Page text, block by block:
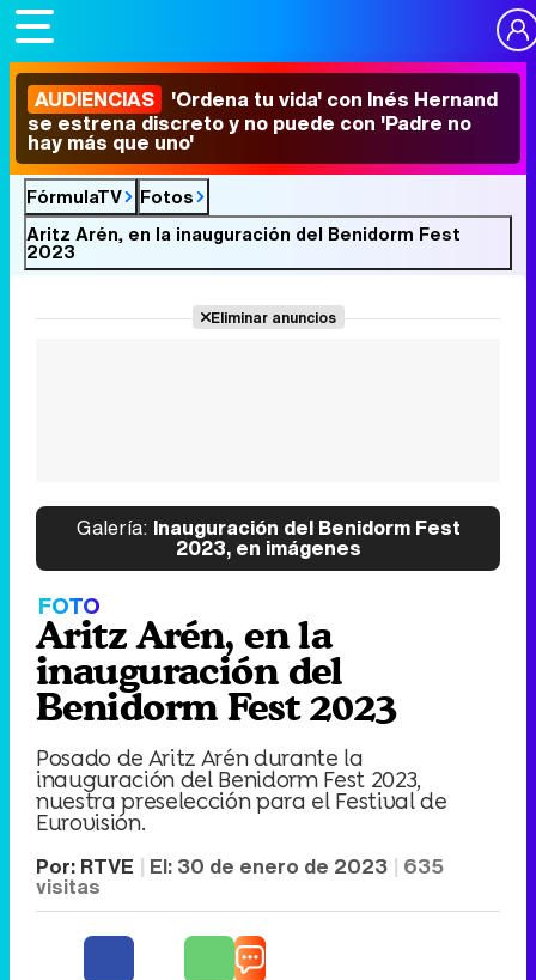
AUDIENCIAS 'Ordena tu vida' con Inés Hernand
se estrena discreto y no puede con 'Padre no
hay más que uno'
FórmulaTV
Fotos
Aritz Arén, en la inauguración del Benidorm Fest
2023
Eliminar anuncios
Galería: Inauguración del Benidorm Fest
2023, en imágenes
FOTO
Aritz Arén, en la
inauguración del
Benidorm Fest 2023
Posado de Aritz Arén durante la
inauguración del Benidorm Fest 2023,
nuestra preselección para el Festival de
Eurovisión.
Por: RTVE El: 30 de enero de 2023 635
visitas